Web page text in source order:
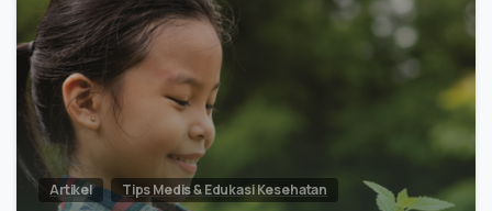
Artikel Tips Medis & Edukasi Kesehatan